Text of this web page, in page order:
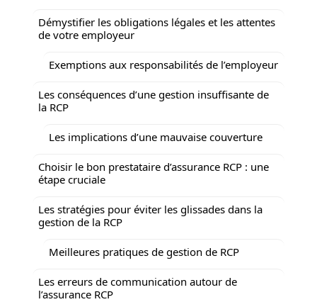
Démystifier les obligations légales et les attentes
de votre employeur
Exemptions aux responsabilités de l’employeur
Les conséquences d’une gestion insuffisante de
la RCP
Les implications d’une mauvaise couverture
Choisir le bon prestataire d’assurance RCP : une
étape cruciale
Les stratégies pour éviter les glissades dans la
gestion de la RCP
Meilleures pratiques de gestion de RCP
Les erreurs de communication autour de
l’assurance RCP